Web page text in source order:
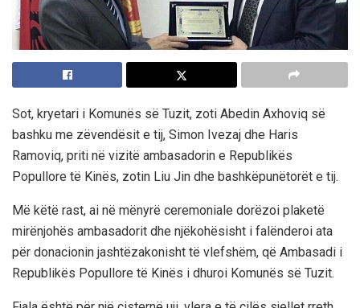
Sot, kryetari i Komunës së Tuzit, zoti Abedin Axhoviq së
bashku me zëvendësit e tij, Simon Ivezaj dhe Haris
Ramoviq, priti në vizitë ambasadorin e Republikës
Popullore të Kinës, zotin Liu Jin dhe bashkëpunëtorët e tij.
Më këtë rast, ai në mënyrë ceremoniale dorëzoi plaketë
mirënjohës ambasadorit dhe njëkohësisht i falënderoi ata
për donacionin jashtëzakonisht të vlefshëm, që Ambasadi i
Republikës Popullore të Kinës i dhuroi Komunës së Tuzit.